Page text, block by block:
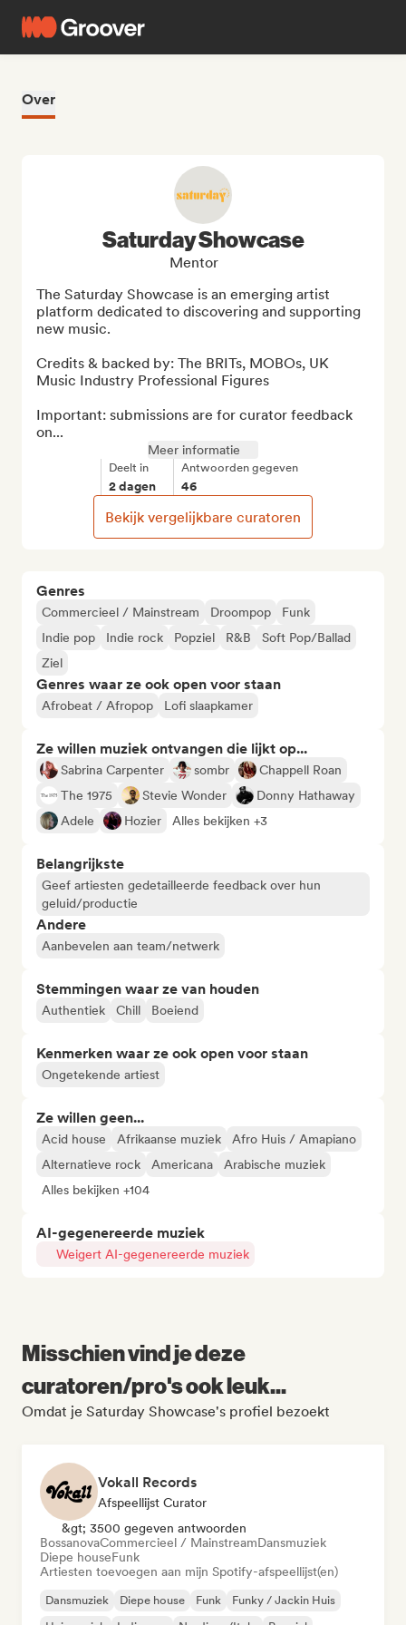
Over
Genres
Commercieel / Mainstream Droompop
Funk
Indie pop
Indie rock Popziel R&B
Soft Pop/Ballad
Ziel
Genres waar ze ook open voor staan
Afrobeat / Afropop Lofi slaapkamer
Ze willen muziek ontvangen die lijkt op...
Sabrina Carpenter sombr
Chappell Roan
The 1975
Stevie Wonder
Donny Hathaway
Adele
Hozier Alles bekijken +3
Belangrijkste
Geef artiesten gedetailleerde feedback over hun
geluid/productie
Andere
Aanbevelen aan team/netwerk
Stemmingen waar ze van houden
Authentiek Chill Boeiend
Kenmerken waar ze ook open voor staan
Ongetekende artiest
Ze willen geen...
Acid house Afrikaanse muziek
Afro Huis / Amapiano
Alternatieve rock
Americana
Arabische muziek
Alles bekijken +104
AI-gegenereerde muziek
Weigert AI-gegenereerde muziek
Saturday Showcase
Mentor
The Saturday Showcase is an emerging artist
platform dedicated to discovering and supporting
new music.
Credits & backed by: The BRITs, MOBOs, UK
Music Industry Professional Figures
Important: submissions are for curator feedback
on...
Meer informatie
Deelt in
2 dagen
Antwoorden gegeven
46
Bekijk vergelijkbare curatoren
Misschien vind je deze
curatoren/pro's ook leuk...
Omdat je Saturday Showcase's profiel bezoekt
Vokall Records
Afspeellijst Curator
&gt; 3500 gegeven antwoorden
BossanovaCommercieel / MainstreamDansmuziek
Diepe houseFunk
Artiesten toevoegen aan mijn Spotify-afspeellijst(en)
Dansmuziek Diepe house Funk
Funky / Jackin Huis